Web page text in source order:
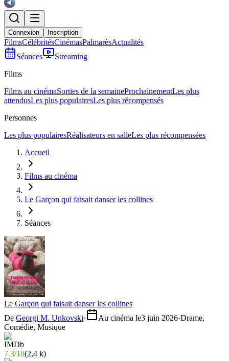
Connexion Inscription
FilmsCélébritésCinémasPalmarèsActualités
Séances
Streaming
Films
Films au cinémaSorties de la semaineProchainementLes plus
attendusLes plus populairesLes plus récompensés
Personnes
Les plus populairesRéalisateurs en salleLes plus récompensées
Accueil
Films au cinéma
Le Garçon qui faisait danser les collines
Séances
Le Garçon qui faisait danser les collines
De Georgi M. Unkovski· Au cinéma le3 juin 2026·Drame,
Comédie, Musique
7.3/10(2,4 k)